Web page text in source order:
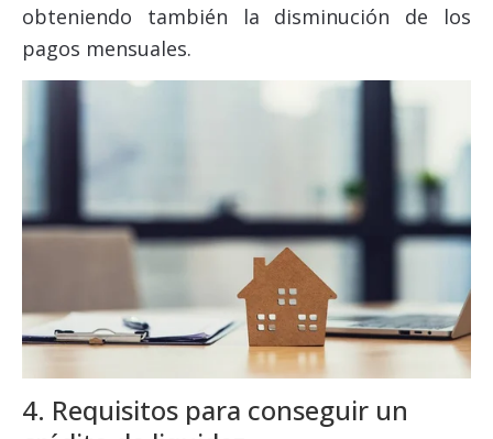
obteniendo también la disminución de los
pagos mensuales.
4. Requisitos para conseguir un